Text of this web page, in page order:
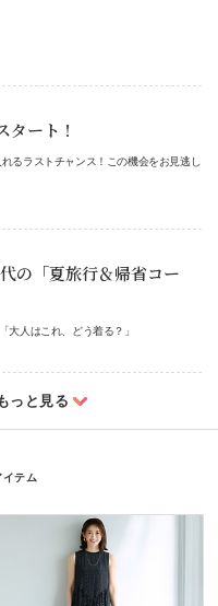
タート！
るラストチャンス！この機会をお見逃し
の「夏旅行＆帰省コー
大人はこれ、どう着る？」
イテム